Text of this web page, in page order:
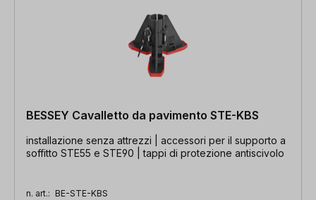
BESSEY Cavalletto da pavimento STE-KBS
installazione senza attrezzi | accessori per il supporto a
soffitto STE55 e STE90 | tappi di protezione antiscivolo
n. art.: BE-STE-KBS